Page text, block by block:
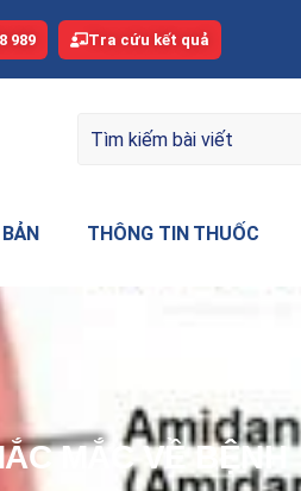
989 Tra cứu kết quả
THÔNG TIN THUỐC
MẮC VỀ BỆNH